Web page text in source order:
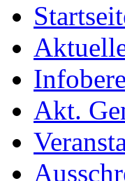
Akt.